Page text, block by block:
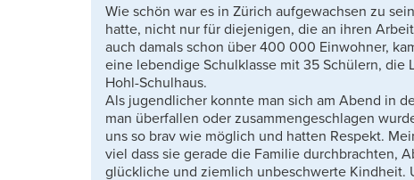
Wie schön war es in Zürich aufgewachsen zu
hatte, nicht nur für diejenigen, die an ihren
auch damals schon über 400 000 Einwohner,
eine lebendige Schulklasse mit 35 Schülern, die
Hohl-Schulhaus.
Als jugendlicher konnte man sich am Abend in
man überfallen oder zusammengeschlagen
uns so brav wie möglich und hatten Respekt.
viel dass sie gerade die Familie durchbrachten,
glückliche und ziemlich unbeschwerte Kindheit.